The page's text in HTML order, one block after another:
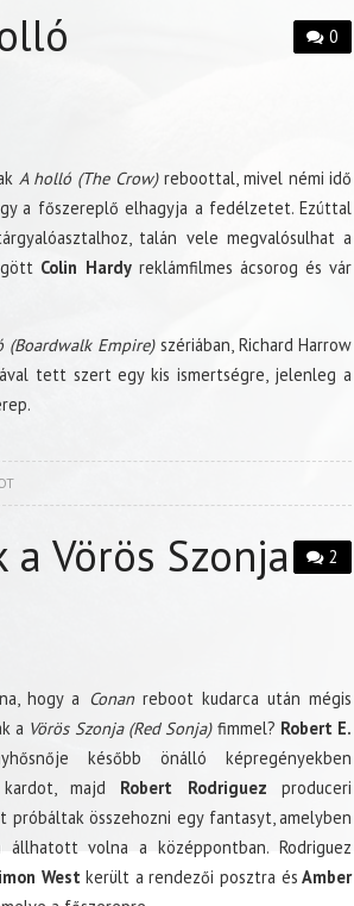
0
A holló (The Crow)reboottal, mivel némi idő
a főszereplő elhagyja a fedélzetet. Ezúttal
talán vele megvalósulhat a
Colin Hardyreklámfilmes ácsorog és vár
(Boardwalk Empire)szériában, Richard Harrow
tett szert egy kis ismertségre, jelenleg a
2
Vörös Szonja
hogy a Conanreboot kudarca után mégis
a Vörös Szonja (Red Sonja)fimmel? Robert E.
később önálló képregényekben
majd Robert Rodriguez produceri
összehozni egy fantasyt, amelyben
állhatott volna a középpontban. Rodriguez
Westkerült a rendezői posztra és Amber